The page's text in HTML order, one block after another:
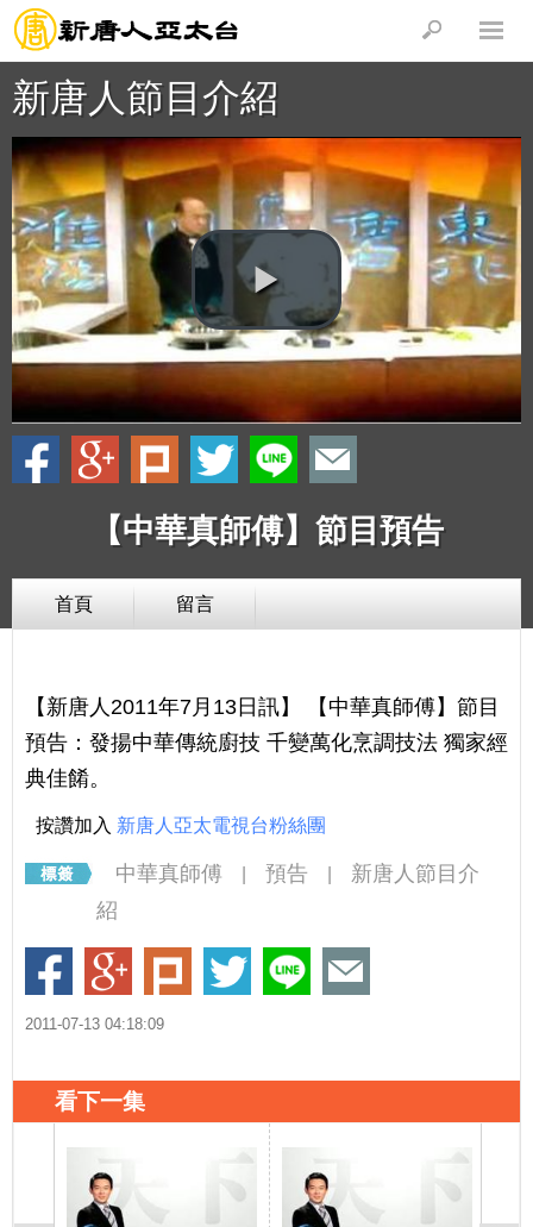
新唐人節目介紹
【中華真師傅】節目預告
首頁 留言
【新唐人2011年7月13日訊】 【中華真師傅】節目
預告：發揚中華傳統廚技 千變萬化烹調技法 獨家經
典佳餚。
按讚加入 新唐人亞太電視台粉絲團
中華真師傅 預告
新唐人節目介
紹
2011-07-13 04:18:09
看下一集